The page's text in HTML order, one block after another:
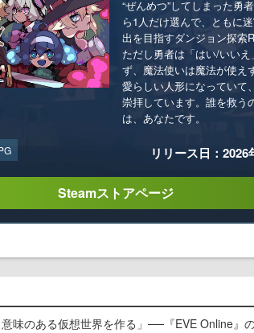
“ぜんめつ”してしまった勇
ら1人だけ選んで、ともに
出を目指すダンジョン探索
ただし勇者は「はい/いい
ず、魔法使いは魔法が使え
愛らしい人形になっていて
崇拝しています。誰を救う
は、あなたです。
リリース日：2026
Steamストアページ
意味のある仮想世界を作る」──『EVE Online』